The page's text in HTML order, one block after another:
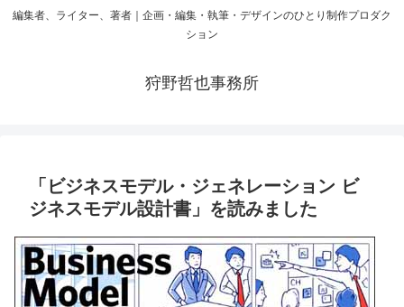
編集者、ライター、著者｜企画・編集・執筆・デザインのひとり制作プロダク
ション
狩野哲也事務所
「ビジネスモデル・ジェネレーション ビ
ジネスモデル設計書」を読みました